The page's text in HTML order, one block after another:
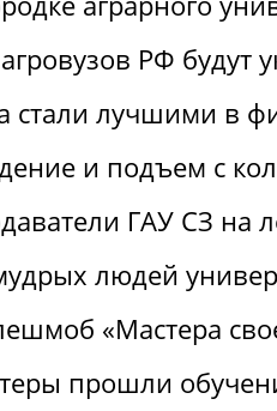
РФ будут
стали лучшими в
и подъем с
ГАУ СЗ
людей
«Мастера
прошли